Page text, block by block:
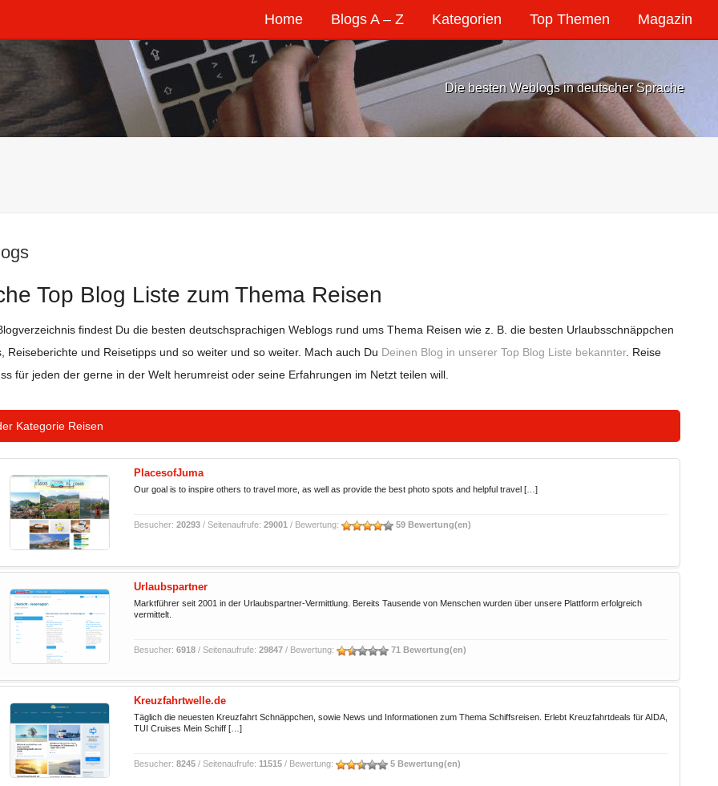
Home Blogs A – Z Kategorien Top Themen Magazin
Die besten Weblogs in deutscher Sprache
Top Blog Liste zum Thema Reisen
findest Du die besten deutschsprachigen Weblogs rund ums Thema Reisen wie z. B. die besten Urlaubsschnäppchen
Reiseberichte und Reisetipps und so weiter und so weiter. Mach auch Du Deinen Blog in unserer Top Blog Liste bekannter. Reise
für jeden der gerne in der Welt herumreist oder seine Erfahrungen im Netzt teilen will.
Kategorie Reisen
PlacesofJuma
Our goal is to inspire others to travel more, as well as provide the best photo spots and helpful travel […]
Besucher: 20293/ Seitenaufrufe: 29001 / Bewertung: 59 Bewertung(en)
Urlaubspartner
Marktführer seit 2001 in der Urlaubspartner-Vermittlung. Bereits Tausende von Menschen wurden über unsere Plattform erfolgreich
vermittelt.
Besucher: 6918/ Seitenaufrufe: 29847/ Bewertung: 71 Bewertung(en)
Kreuzfahrtwelle.de
Täglich die neuesten Kreuzfahrt Schnäppchen, sowie News und Informationen zum Thema Schiffsreisen. Erlebt Kreuzfahrtdeals für AIDA,
TUI Cruises Mein Schiff […]
Besucher: 8245/ Seitenaufrufe: 11515/ Bewertung: 5 Bewertung(en)